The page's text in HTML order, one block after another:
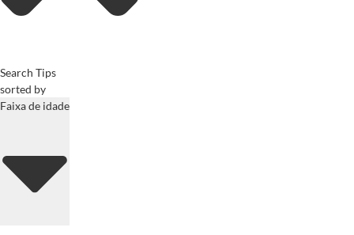
Search Tips
sorted by
Faixa de idade